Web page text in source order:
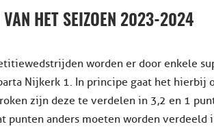
VAN HET SEIZOEN 2023-2024
worden er door enkele
Nijkerk 1. In principe gaat het hierbij
zijn deze te verdelen in 3,2 en 1
punten anders moeten worden verdeeld